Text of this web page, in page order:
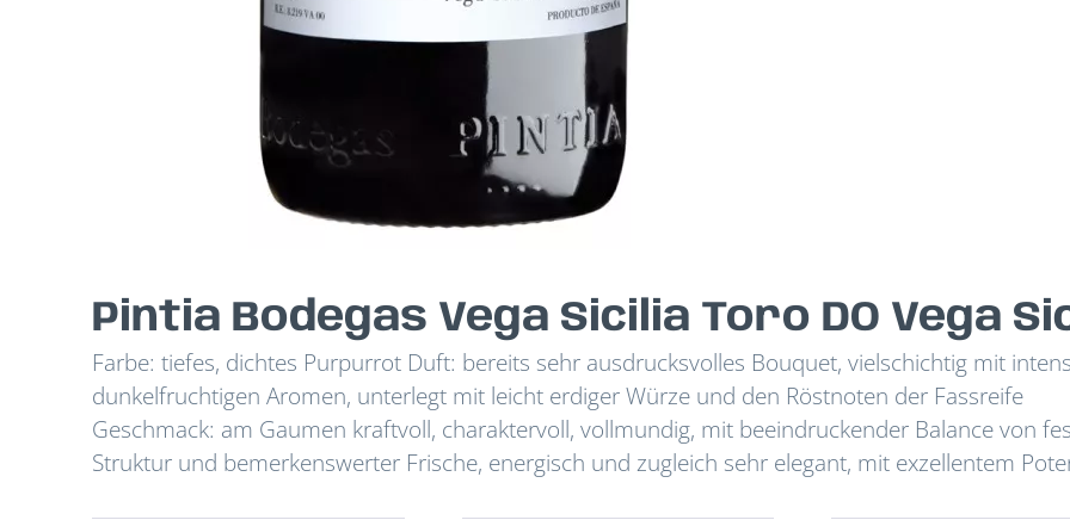
Pintia Bodegas Vega Sicilia Toro DO Vega
Farbe: tiefes, dichtes Purpurrot Duft: bereits sehr ausdrucksvolles Bouquet, vielschichtig mit
dunkelfruchtigen Aromen, unterlegt mit leicht erdiger Würze und den Röstnoten der Fassreife
Geschmack: am Gaumen kraftvoll, charaktervoll, vollmundig, mit beeindruckender Balance von
Struktur und bemerkenswerter Frische, energisch und zugleich sehr elegant, mit exzellentem